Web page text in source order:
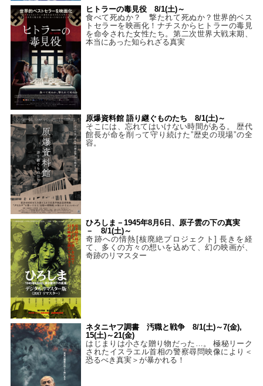
ヒトラーの毒見役 8/1(土)～
食べて死ぬか？ 撃たれて死ぬか？世界的ベス
トセラーを映画化！ナチスからヒトラーの毒見
を命令された女性たち。第二次世界大戦末期、
本当にあった知られざる真実
原爆資料館 語り継ぐものたち 8/1(土)～
そこには、忘れてはいけない時間がある。 歴代
館長が命を削って守り続けた”歴史の現場”の全
容。
ひろしま－1945年8月6日、原子雲の下の真実
－ 8/1(土)～
奇跡への情熱[核廃絶プロジェクト] 長きを経
て、多くの方々の想いを込めて、幻の映画が、
奇跡のリマスター
ネタニヤフ調書 汚職と戦争 8/1(土)～7(金),
15(土)～21(金)
はじまりは小さな贈り物だった…。 極秘リーク
されたイスラエル首相の警察尋問映像により＜
恐るべき真実＞が暴かれる！